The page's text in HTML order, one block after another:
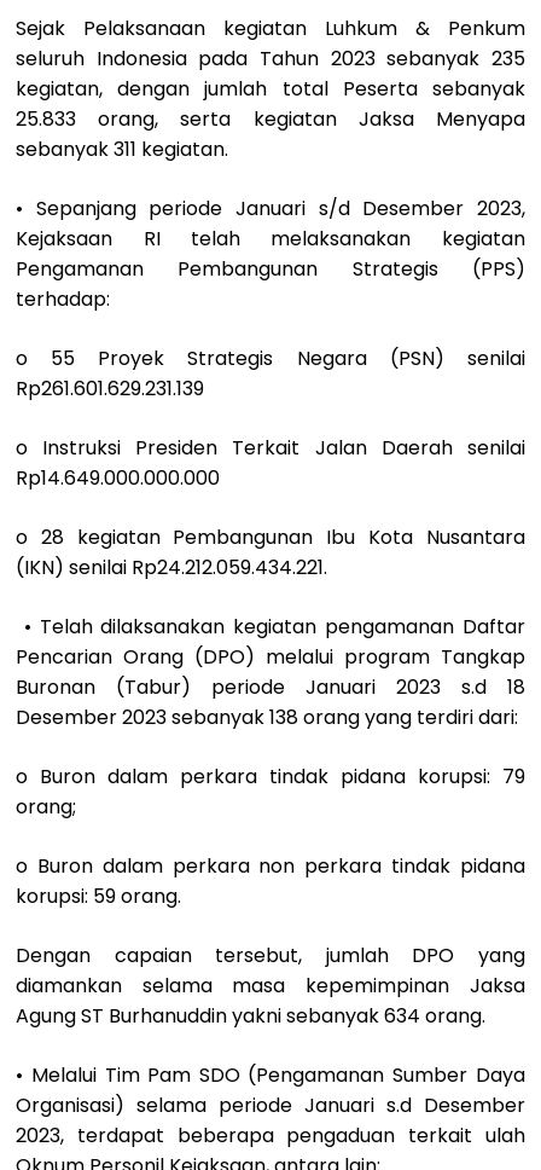
Sejak Pelaksanaan kegiatan Luhkum & Penkum
seluruh Indonesia pada Tahun 2023 sebanyak 235
kegiatan, dengan jumlah total Peserta sebanyak
25.833 orang, serta kegiatan Jaksa Menyapa
sebanyak 311 kegiatan.
• Sepanjang periode Januari s/d Desember 2023,
Kejaksaan RI telah melaksanakan kegiatan
Pengamanan Pembangunan Strategis (PPS)
terhadap:
o 55 Proyek Strategis Negara (PSN) senilai
Rp261.601.629.231.139
o Instruksi Presiden Terkait Jalan Daerah senilai
Rp14.649.000.000.000
o 28 kegiatan Pembangunan Ibu Kota Nusantara
(IKN) senilai Rp24.212.059.434.221.
• Telah dilaksanakan kegiatan pengamanan Daftar
Pencarian Orang (DPO) melalui program Tangkap
Buronan (Tabur) periode Januari 2023 s.d 18
Desember 2023 sebanyak 138 orang yang terdiri dari:
o Buron dalam perkara tindak pidana korupsi: 79
orang;
o Buron dalam perkara non perkara tindak pidana
korupsi: 59 orang.
Dengan capaian tersebut, jumlah DPO yang
diamankan selama masa kepemimpinan Jaksa
Agung ST Burhanuddin yakni sebanyak 634 orang.
• Melalui Tim Pam SDO (Pengamanan Sumber Daya
Organisasi) selama periode Januari s.d Desember
2023, terdapat beberapa pengaduan terkait ulah